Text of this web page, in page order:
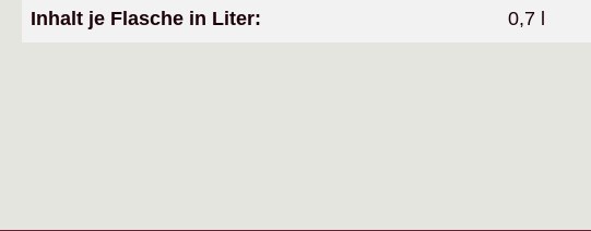
Inhalt je Flasche in Liter: 0,7 l